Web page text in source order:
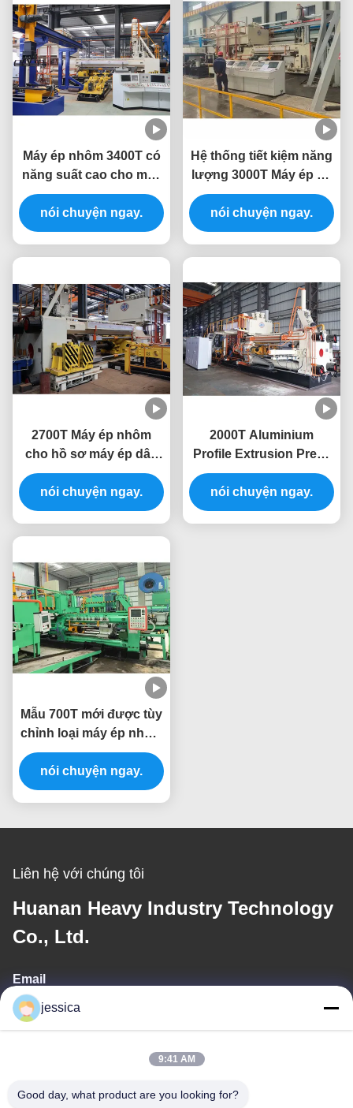
Máy ép nhôm 3400T có
năng suất cao cho máy
ép ép nhôm
nói chuyện ngay.
Hệ thống tiết kiệm năng
lượng 3000T Máy ép ép
ép nhôm 10 inch
nói chuyện ngay.
2700T Máy ép nhôm
cho hồ sơ máy ép dây
ép nhôm
nói chuyện ngay.
2000T Aluminium
Profile Extrusion Press
Machine Extruding Line
nói chuyện ngay.
Mẫu 700T mới được tùy
chỉnh loại máy ép nhôm
máy ép ép
nói chuyện ngay.
Liên hệ với chúng tôi
Huanan Heavy Industry Technology
Co., Ltd.
Email
jessica@huananmachine.com
Địa chỉ
jessica
9:41 AM
Good day, what product are you looking for?